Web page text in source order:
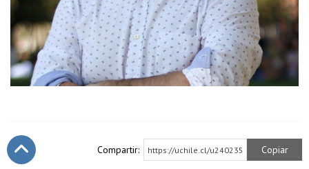
Compartir: https://uchile.cl/u240235 Copiar